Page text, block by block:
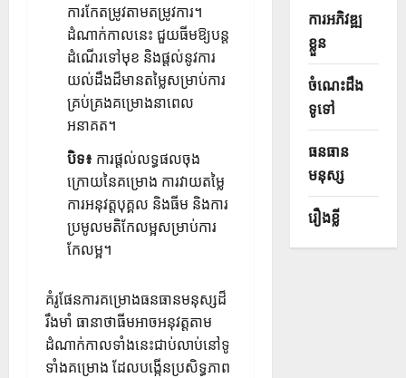
ការកែតម្រូវតាមតម្រូវការ។
ដំណាក់កាលនេះ ជួយធីមឱ្យបន្ត
ដំណើរទៅមុខ និងផ្តល់នូវការ
យល់ដឹងដ៏មានតម្លៃសម្រាប់ការ
គ្រប់គ្រងគម្រោងនាពេល
អនាគត។
បិទ៖ ការផ្តល់លទ្ធផលចុង
ក្រោយនៃគម្រោង ការវាយតម្លៃ
ការអនុវត្តបុគ្គល និងធីម និងការ
ប្រមូលមតិកែលម្អសម្រាប់ការ
កែលម្អ។
គំរូផែនការគម្រោងធនធានមនុស្សដ៏
រឹងមាំ ធានាថាធីមអាចអនុវត្តតាម
ដំណាក់កាលទាំងនេះជាប់លាប់នៅទូ
ទាំងគម្រោង ដែលបង្កើនប្រសិទ្ធភាព
ការអភិវឌ្ឍ
ខ្លួន
ចំណេះដឹង
ទូទៅ
ធនធាន
មនុស្ស
រឿងខ្លី